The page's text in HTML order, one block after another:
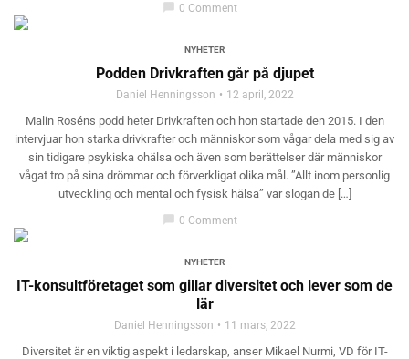
0 Comment
NYHETER
Podden Drivkraften går på djupet
Daniel Henningsson 12 april, 2022
Malin Roséns podd heter Drivkraften och hon startade den 2015. I den
intervjuar hon starka drivkrafter och människor som vågar dela med sig av
sin tidigare psykiska ohälsa och även som berättelser där människor
vågat tro på sina drömmar och förverkligat olika mål. ”Allt inom personlig
utveckling och mental och fysisk hälsa” var slogan de […]
0 Comment
NYHETER
IT-konsultföretaget som gillar diversitet och lever som de
lär
Daniel Henningsson 11 mars, 2022
Diversitet är en viktig aspekt i ledarskap, anser Mikael Nurmi, VD för IT-